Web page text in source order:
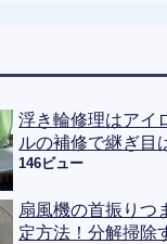
浮き輪修理はアイ
ルの補修で継ぎ目
146ビュー
扇風機の首振りつ
定方法！分解掃除